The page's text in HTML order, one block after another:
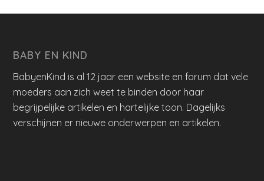
BABY EN KIND
BabyenKind is al 12 jaar een website en forum dat vele
moeders aan zich weet te binden door haar
begrijpelijke artikelen en hartelijke toon. Dagelijks
verschijnen er nieuwe onderwerpen en artikelen.